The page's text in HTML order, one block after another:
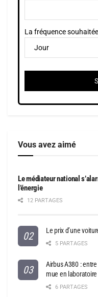
La fréquence
Vous avez aimé
Le médiateur national
l’énergie
12 PARTAGES
Le prix d’une
5 PARTAGES
Airbus A380 :
mue en
6 PARTAGES